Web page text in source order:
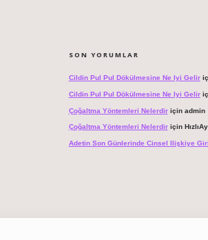
SON YORUMLAR
Cildin Pul Pul Dökülmesine Ne Iyi Gelir
Cildin Pul Pul Dökülmesine Ne Iyi Gelir
Çoğaltma Yöntemleri Nelerdiriçin admin
Çoğaltma Yöntemleri Nelerdiriçin
Adetin Son Günlerinde Cinsel Ilişkiye